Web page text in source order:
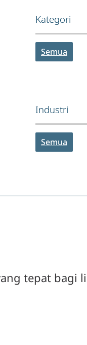
Kategori
Semua
Industri
Semua
tepat bagi